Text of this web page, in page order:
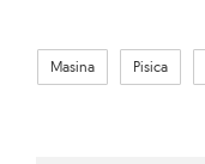
Masina Pisica